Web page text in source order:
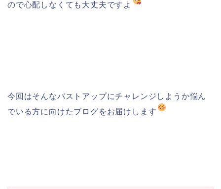
ので心配しなくても大丈夫ですよ
今回はそんなバストアップにチャレンジしようか悩ん
でいる方に向けたブログをお届けします